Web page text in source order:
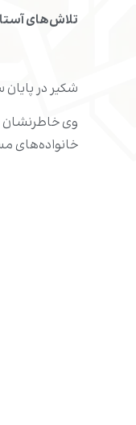
تلاش‌های
شکیر در پایان سخنان
وی خاطرنشان
خانواده‌های